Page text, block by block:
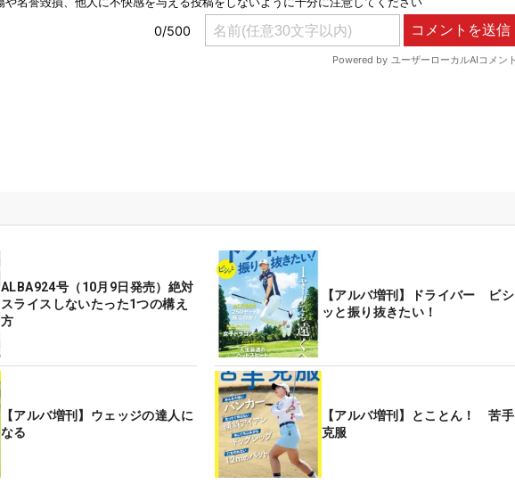
ALBA924号（10月9日発売）絶対
スライスしないたった1つの構え
方
【アルバ増刊】ドライバー ビシ
ッと振り抜きたい！
【アルバ増刊】ウェッジの達人に
なる
【アルバ増刊】とことん！ 苦手
克服